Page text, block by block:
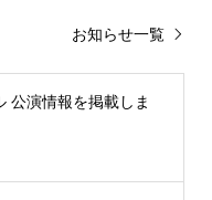
お知らせ一覧
公演情報を掲載しま